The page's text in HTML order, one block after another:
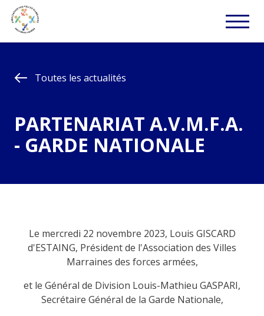
Toutes les actualités
PARTENARIAT A.V.M.F.A.
- GARDE NATIONALE
Le mercredi 22 novembre 2023, Louis GISCARD
d'ESTAING, Président de l'Association des Villes
Marraines des forces armées,
et le Général de Division Louis-Mathieu GASPARI,
Secrétaire Général de la Garde Nationale,